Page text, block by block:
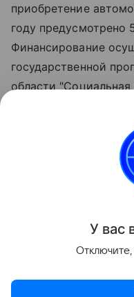
приобретение
году предусмотрено
Финансирование
государственной
области
Правительства
Всего, начиная с
276 многодетным
У вас